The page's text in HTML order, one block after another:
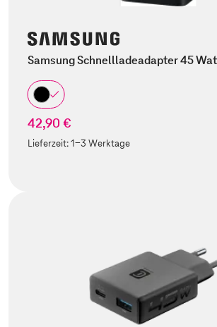
Samsung Schnellladeadapter 45
42,90 €
Lieferzeit:1-3 Werktage